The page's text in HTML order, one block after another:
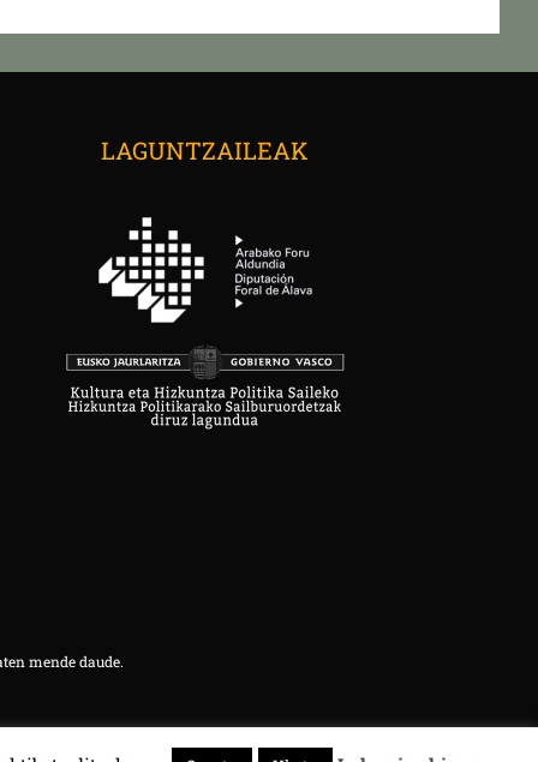
LAGUNTZAILEAK
mende daude.